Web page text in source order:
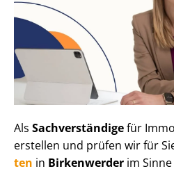
Als Sachverständigefür
erstellen und prüfen wir für
ten in Birkenwerder im